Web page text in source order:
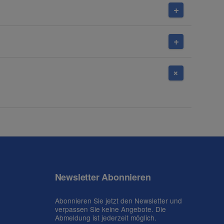
Newsletter Abonnieren
Abonnieren Sie jetzt den Newsletter und
verpassen Sie keine Angebote. Die
Abmeldung ist jederzeit möglich.